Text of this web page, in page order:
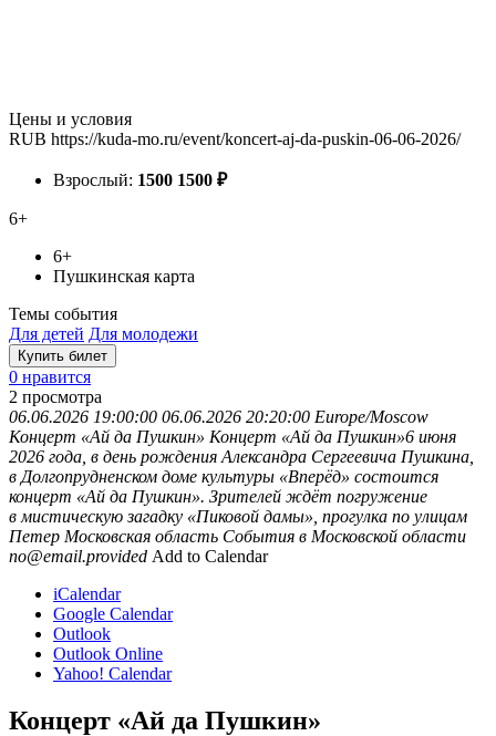
Цены и условия
RUB https://kuda-mo.ru/event/koncert-aj-da-puskin-06-06-2026/
Взрослый: 1500 1500 ₽
6+
6+
Пушкинская карта
Темы события
Для детей Для молодежи
Купить билет
0 нравится
2 просмотра
06.06.2026 19:00:00 06.06.2026 20:20:00 Europe/Moscow
Концерт «Ай да Пушкин» Концерт «Ай да Пушкин»6 июня
2026 года, в день рождения Александра Сергеевича Пушкина,
в Долгопрудненском доме культуры «Вперёд» состоится
концерт «Ай да Пушкин». Зрителей ждёт погружение
в мистическую загадку «Пиковой дамы», прогулка по улицам
Петер Московская область События в Московской области
no@email.provided Add to Calendar
iCalendar
Google Calendar
Outlook
Outlook Online
Yahoo! Calendar
Концерт «Ай да Пушкин»